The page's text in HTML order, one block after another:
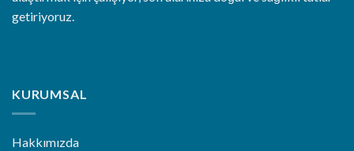
getiriyoruz.
KURUMSAL
Hakkımızda